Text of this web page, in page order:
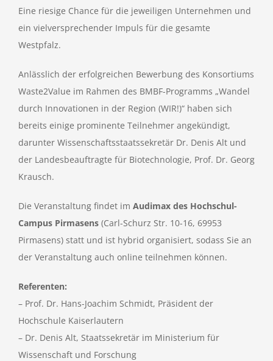
Eine riesige Chance für die jeweiligen Unternehmen und
ein vielversprechender Impuls für die gesamte
Westpfalz.
Anlässlich der erfolgreichen Bewerbung des Konsortiums
Waste2Value im Rahmen des BMBF-Programms „Wandel
durch Innovationen in der Region (WIR!)“ haben sich
bereits einige prominente Teilnehmer angekündigt,
darunter Wissenschaftsstaatssekretär Dr. Denis Alt und
der Landesbeauftragte für Biotechnologie, Prof. Dr. Georg
Krausch.
Die Veranstaltung findet im Audimax des Hochschul-
Campus Pirmasens(Carl-Schurz Str. 10-16, 69953
Pirmasens) statt und ist hybrid organisiert, sodass Sie an
der Veranstaltung auch online teilnehmen können.
Referenten:
– Prof. Dr. Hans-Joachim Schmidt, Präsident der
Hochschule Kaiserlautern
– Dr. Denis Alt, Staatssekretär im Ministerium für
Wissenschaft und Forschung